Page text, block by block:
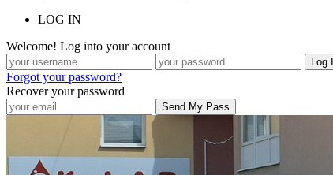
LOG IN
Welcome! Log into your account
Forgot your password?
Recover your password